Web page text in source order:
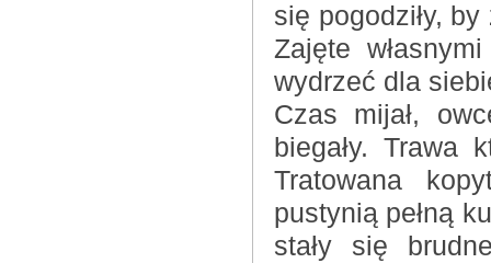
się pogodziły,
Zajęte
wydrzeć dla
Czas mijał,
biegały. Trawa
Tratowana
pustynią pełną
stały się